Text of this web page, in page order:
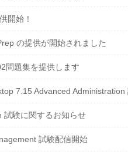
開始！
の提供が開始されました
問題集を提供します
7.15 Advanced
試験に関するお知らせ
試験配信開始